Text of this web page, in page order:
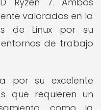
valorados en la
de Linux por su
de trabajo
por su excelente
que requieren un